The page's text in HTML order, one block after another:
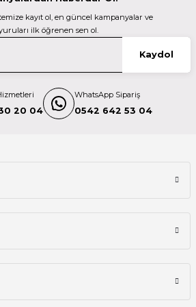
Plate
İçin Yatay Kol
kayıt ol, en güncel kampanyalar ve
ilk öğrenen sen ol.
Kaydol
20 04
WhatsApp Sipariş
0542 642 53 04